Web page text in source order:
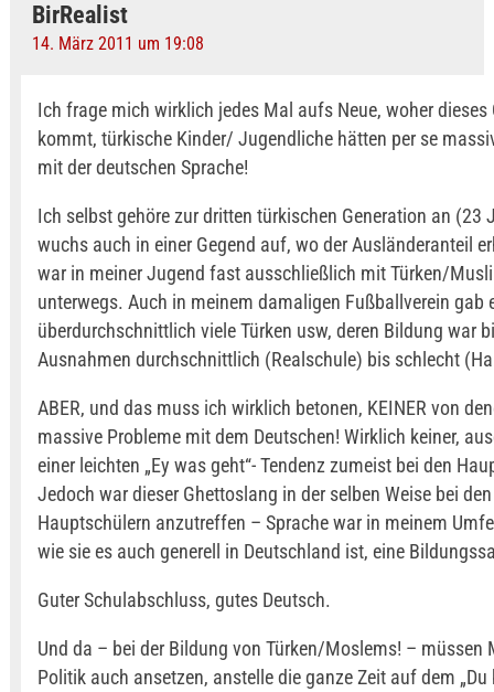
BirRealist
14. März 2011 um 19:08
Ich frage mich wirklich jedes Mal aufs Neue, woher dieses
kommt, türkische Kinder/ Jugendliche hätten per se
mit der deutschen Sprache!
Ich selbst gehöre zur dritten türkischen Generation an (23
wuchs auch in einer Gegend auf, wo der Ausländeranteil
war in meiner Jugend fast ausschließlich mit Türken/
unterwegs. Auch in meinem damaligen Fußballverein gab
überdurchschnittlich viele Türken usw, deren Bildung war
Ausnahmen durchschnittlich (Realschule) bis schlecht
ABER, und das muss ich wirklich betonen, KEINER von
massive Probleme mit dem Deutschen! Wirklich keiner,
einer leichten „Ey was geht“- Tendenz zumeist bei den
Jedoch war dieser Ghettoslang in der selben Weise bei
Hauptschülern anzutreffen – Sprache war in meinem
wie sie es auch generell in Deutschland ist, eine
Guter Schulabschluss, gutes Deutsch.
Und da – bei der Bildung von Türken/Moslems! – müssen
Politik auch ansetzen, anstelle die ganze Zeit auf dem „Du